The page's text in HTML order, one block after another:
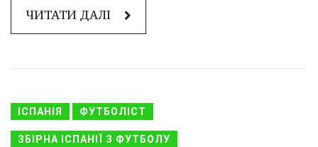
ЧИТАТИ ДАЛІ
ІСПАНІЯ ФУТБОЛІСТ
ЗБІРНА ІСПАНІЇ З ФУТБОЛУ